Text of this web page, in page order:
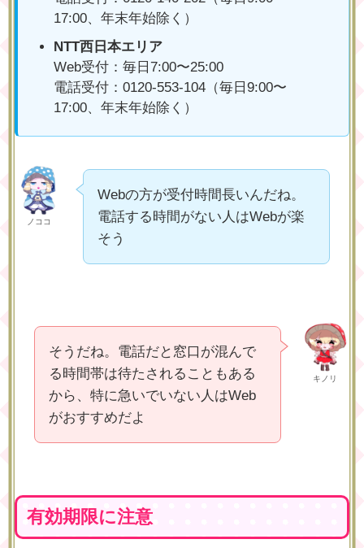
17:00、年末年始除く）
NTT西日本エリア
Web受付：毎日7:00〜25:00
電話受付：0120-553-104（毎日9:00〜
17:00、年末年始除く）
ノココ
Webの方が受付時間長いんだね。
電話する時間がない人はWebが楽
そう
キノリ
そうだね。電話だと窓口が混んで
る時間帯は待たされることもある
から、特に急いでいない人はWeb
がおすすめだよ
有効期限に注意